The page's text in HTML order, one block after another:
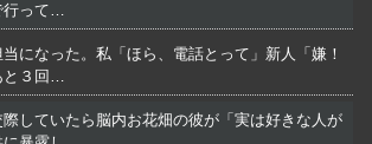
行って…
になった。私「ほら、電話とって」新人「嫌！
と３回…
していたら脳内お花畑の彼が「実は好きな人が